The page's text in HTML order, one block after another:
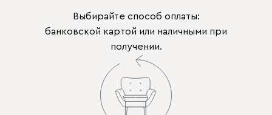
Выбирайте способ оплаты:
банковской картой или наличными при
получении.